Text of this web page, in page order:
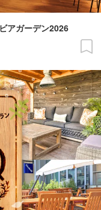
アガーデン2026